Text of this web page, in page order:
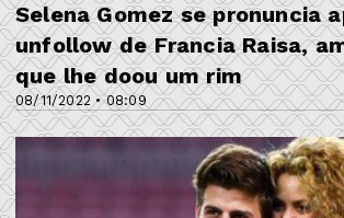
08/11/2022 • 08:09
Selena Gomez se pronuncia
unfollow de Francia Raisa,
que lhe doou um rim